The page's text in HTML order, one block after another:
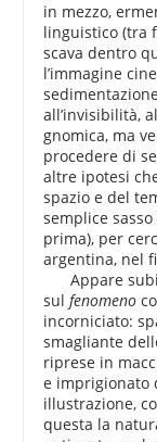
in mezzo,
linguistico (tra
scava dentro
l’immagine
all’invisibilità,
gnomica, ma
procedere di
altre ipotesi
spazio e del
semplice
prima), per
argentina, nel
Appare
sulfenomeno
incorniciato:
smagliante
riprese in
e imprigionato
illustrazione,
questa la